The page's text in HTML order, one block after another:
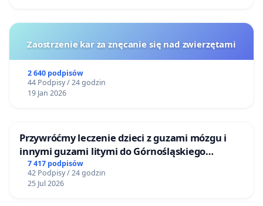
Zaostrzenie kar za znęcanie się nad zwierzętami
2 640 podpisów
44 Podpisy / 24 godzin
19 Jan 2026
Przywróćmy leczenie dzieci z guzami mózgu i
innymi guzami litymi do Górnośląskiego
Centrum Zdrowia Dziecka w Katowicach
7 417 podpisów
42 Podpisy / 24 godzin
25 Jul 2026